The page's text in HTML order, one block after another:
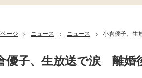
ージ > ニュース > ニュース > 小倉優子、生
優子、生放送で涙　離婚